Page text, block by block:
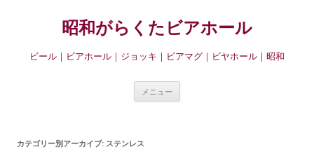
昭和がらくたビアホール
ビール｜ビアホール｜ジョッキ｜ビアマグ｜ビヤホール｜昭和
メニュー
カテゴリー別アーカイブ: ステンレス